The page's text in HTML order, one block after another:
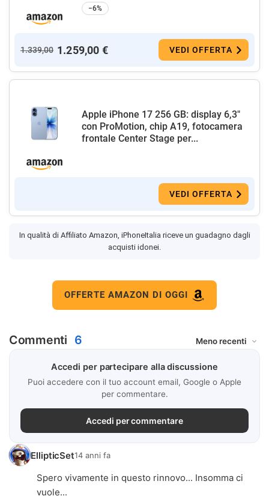
−6%
1.339,00 1.259,00 € VEDI OFFERTA
Apple iPhone 17 256 GB: display 6,3"
con ProMotion, chip A19, fotocamera
frontale Center Stage per...
VEDI OFFERTA
In qualità di Affiliato Amazon, iPhoneItalia riceve un guadagno dagli
acquisti idonei.
OFFERTE AMAZON DI OGGI
Commenti 6
Accedi per partecipare alla discussione
Puoi accedere con il tuo account email, Google o Apple
per commentare.
Accedi per commentare
EllipticSet14 anni fa
Spero vivamente in questo rinnovo... Insomma ci
vuole...